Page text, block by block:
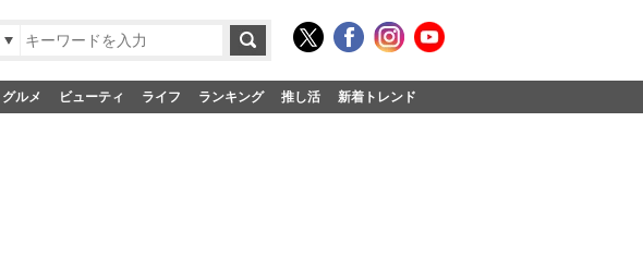
グルメ ビューティ ライフ ランキング 推し活 新着トレンド